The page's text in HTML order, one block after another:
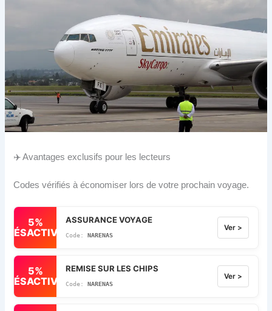
✈️ Avantages exclusifs pour les lecteurs
Codes vérifiés à économiser lors de votre prochain voyage.
5%
DÉSACTIVÉ
ASSURANCE VOYAGE
NARENAS
Ver >
5%
DÉSACTIVÉ
REMISE SUR LES CHIPS
NARENAS
Ver >